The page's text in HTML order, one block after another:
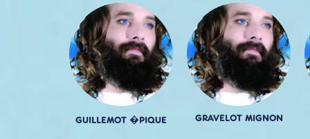
GUILLEMOT �PIQUE GRAVELOT MIGNON